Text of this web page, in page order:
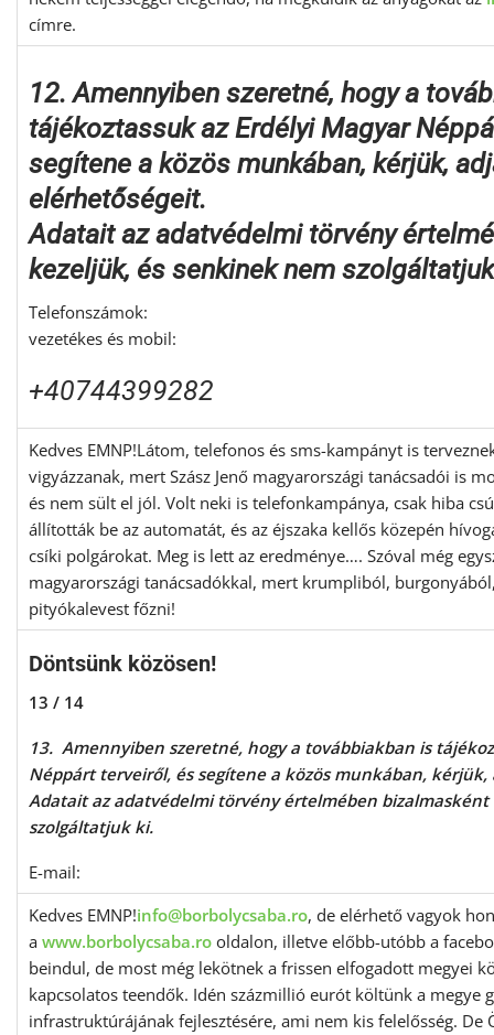
címre.
12. Amennyiben szeretné, hogy a
tájékoztassuk az Erdélyi Magyar
segítene a közös munkában, kérjük,
elérhetőségeit.
Adatait az adatvédelmi törvény
kezeljük, és senkinek nem
Telefonszámok:
vezetékes és mobil:
+40744399282
Kedves EMNP!Látom, telefonos és sms-kampányt is
vigyázzanak, mert Szász Jenő magyarországi tanácsadói is
és nem sült el jól. Volt neki is telefonkampánya, csak hiba
állították be az automatát, és az éjszaka kellős közepén
csíki polgárokat. Meg is lett az eredménye…. Szóval még
magyarországi tanácsadókkal, mert krumpliból,
pityókalevest főzni!
Döntsünk közösen!
13 / 14
13. Amennyiben szeretné, hogy a továbbiakban is
Néppárt terveiről, és segítene a közös munkában,
Adatait az adatvédelmi törvény értelmében
szolgáltatjuk ki.
E-mail:
Kedves EMNP!info@borbolycsaba.ro, de elérhető vagyok
a www.borbolycsaba.ro oldalon, illetve előbb-utóbb a
beindul, de most még lekötnek a frissen elfogadott megyei
kapcsolatos teendők. Idén százmillió eurót költünk a megye
infrastruktúrájának fejlesztésére, ami nem kis felelősség. De